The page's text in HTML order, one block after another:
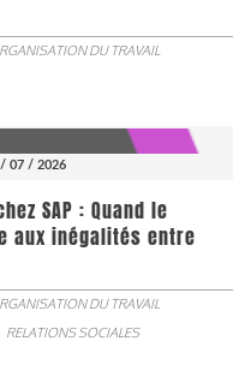
DU TRAVAIL
07 / 2026
SAP : Quand le
aux inégalités entre
DU TRAVAIL
RELATIONS SOCIALES